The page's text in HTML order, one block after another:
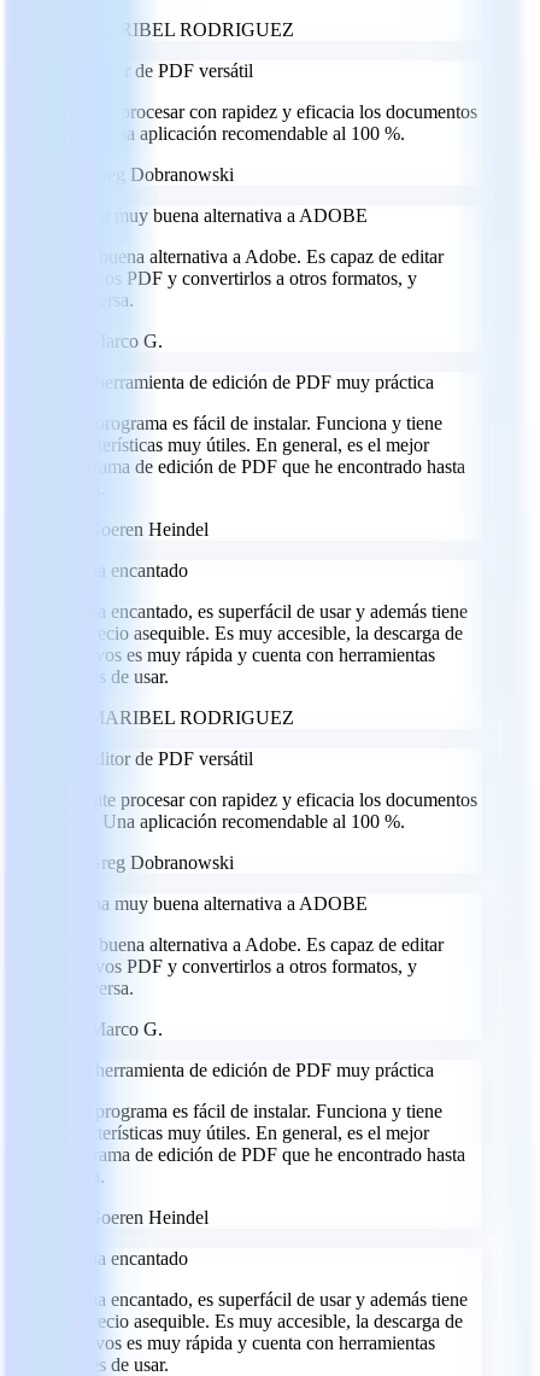
MARIBEL RODRIGUEZ
Un editor de PDF versátil
Permite procesar con rapidez y eficacia los documentos
PDF. Una aplicación recomendable al 100 %.
Greg Dobranowski
Es una muy buena alternativa a ADOBE
Muy buena alternativa a Adobe. Es capaz de editar
archivos PDF y convertirlos a otros formatos, y
viceversa.
Marco G.
Una herramienta de edición de PDF muy práctica
Este programa es fácil de instalar. Funciona y tiene
características muy útiles. En general, es el mejor
programa de edición de PDF que he encontrado hasta
Goeren Heindel
Me ha encantado
Me ha encantado, es superfácil de usar y además tiene
un precio asequible. Es muy accesible, la descarga de
archivos es muy rápida y cuenta con herramientas
fáciles de usar.
MARIBEL RODRIGUEZ
Un editor de PDF versátil
Permite procesar con rapidez y eficacia los documentos
PDF. Una aplicación recomendable al 100 %.
Greg Dobranowski
Es una muy buena alternativa a ADOBE
Muy buena alternativa a Adobe. Es capaz de editar
archivos PDF y convertirlos a otros formatos, y
viceversa.
Marco G.
Una herramienta de edición de PDF muy práctica
Este programa es fácil de instalar. Funciona y tiene
características muy útiles. En general, es el mejor
programa de edición de PDF que he encontrado hasta
ahora.
Goeren Heindel
Me ha encantado
Me ha encantado, es superfácil de usar y además tiene
un precio asequible. Es muy accesible, la descarga de
archivos es muy rápida y cuenta con herramientas
fáciles de usar.